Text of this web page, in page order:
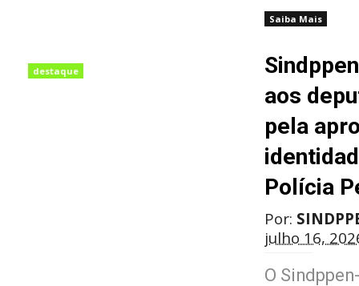
Saiba Mais
destaque
aos
pela
Polícia
Por:
julho 16,
O